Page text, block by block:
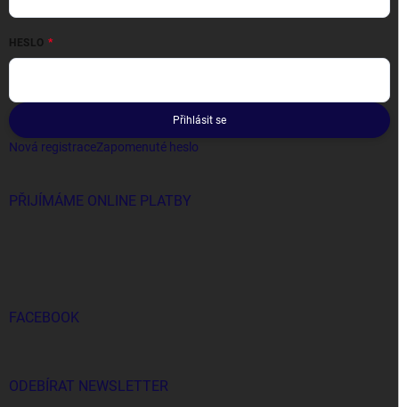
HESLO
Přihlásit se
Nová registraceZapomenuté heslo
PŘIJÍMÁME ONLINE PLATBY
FACEBOOK
ODEBÍRAT NEWSLETTER